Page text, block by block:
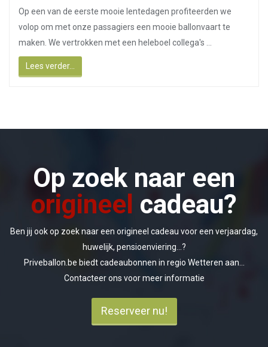
Op een van de eerste mooie lentedagen profiteerden we
volop om met onze passagiers een mooie ballonvaart te
maken. We vertrokken met een heleboel collega's ...
Lees verder...
Op zoek naar een
origineel cadeau?
Ben jij ook op zoek naar een origineel cadeau voor een verjaardag,
huwelijk, pensioenviering...?
Priveballon.be biedt cadeaubonnen in regio Wetteren aan...
Contacteer ons voor meer informatie
Reserveer nu!